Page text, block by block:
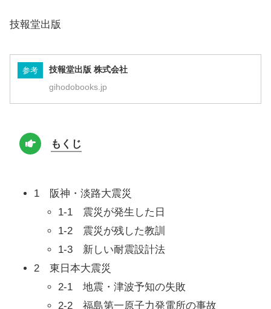
技報堂出版
参考 技報堂出版 株式会社
gihodobooks.jp
もくじ
1 阪神・淡路大震災
1-1 震災が発生した日
1-2 震災が残した教訓
1-3 新しい耐震設計法
2 東日本大震災
2-1 地震・津波予知の失敗
2-2 福島第一原子力発電所の事故